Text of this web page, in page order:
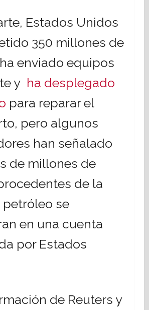
Estados Unidos
350 millones de
enviado equipos
y ha desplegado
para reparar el
pero algunos
han señalado
de millones de
de la
se
en una cuenta
por Estados
de Reuters y